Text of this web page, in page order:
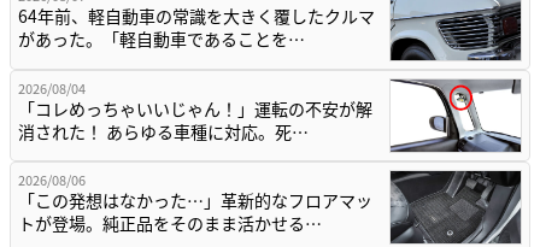
64年前、軽自動車の常識を大きく覆したクルマ
があった。「軽自動車であることを…
2026/08/04
「コレめっちゃいいじゃん！」運転の不安が解
消された！ あらゆる車種に対応。死…
2026/08/06
「この発想はなかった…」革新的なフロアマッ
トが登場。純正品をそのまま活かせる…